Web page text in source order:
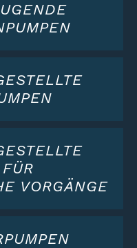
VORGÄNGE